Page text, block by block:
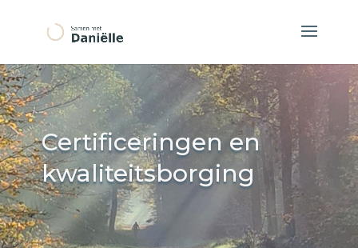
Certificeringen en
kwaliteitsborging